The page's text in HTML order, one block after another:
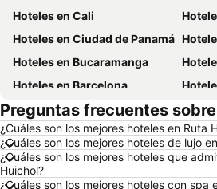
Hoteles en Cali
Hoteles en Ciudad de Panamá
Hoteles en Bucaramanga
Hoteles en Barcelona
Hoteles en Melgar
Hoteles en Ciudad de México
Hoteles en Roma
Hoteles en Villeta
Preguntas frecuentes
¿Cuáles son los mejores hoteles en Ruta
¿Cuáles son los mejores hoteles de lujo
¿Cuáles son los mejores hoteles que
Huichol?
¿Cuáles son los mejores hoteles con spa